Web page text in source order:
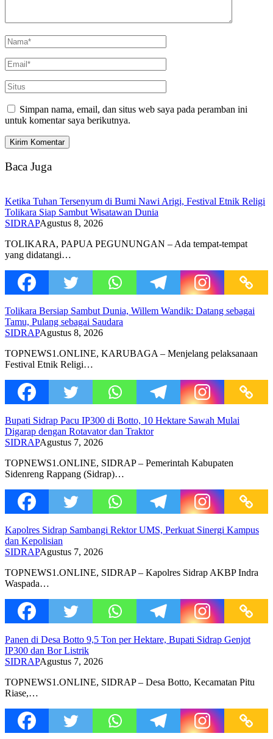
Simpan nama, email, dan situs web saya pada peramban ini
untuk komentar saya berikutnya.
Baca Juga
Ketika Tuhan Tersenyum di Bumi Nawi Arigi, Festival Etnik Religi
Tolikara Siap Sambut Wisatawan Dunia
SIDRAPAgustus 8, 2026
TOLIKARA, PAPUA PEGUNUNGAN – Ada tempat-tempat
yang didatangi…
Tolikara Bersiap Sambut Dunia, Willem Wandik: Datang sebagai
Tamu, Pulang sebagai Saudara
SIDRAPAgustus 8, 2026
TOPNEWS1.ONLINE, KARUBAGA – Menjelang pelaksanaan
Festival Etnik Religi…
Bupati Sidrap Pacu IP300 di Botto, 10 Hektare Sawah Mulai
Digarap dengan Rotavator dan Traktor
SIDRAPAgustus 7, 2026
TOPNEWS1.ONLINE, SIDRAP – Pemerintah Kabupaten
Sidenreng Rappang (Sidrap)…
Kapolres Sidrap Sambangi Rektor UMS, Perkuat Sinergi Kampus
dan Kepolisian
SIDRAPAgustus 7, 2026
TOPNEWS1.ONLINE, SIDRAP – Kapolres Sidrap AKBP Indra
Waspada…
Panen di Desa Botto 9,5 Ton per Hektare, Bupati Sidrap Genjot
IP300 dan Bor Listrik
SIDRAPAgustus 7, 2026
TOPNEWS1.ONLINE, SIDRAP – Desa Botto, Kecamatan Pitu
Riase,…